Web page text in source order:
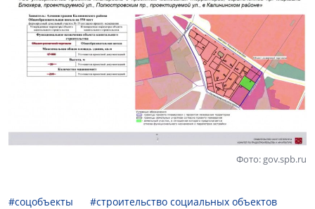
Фото: gov.spb.ru
#соцобъекты
#строительство социальных объектов